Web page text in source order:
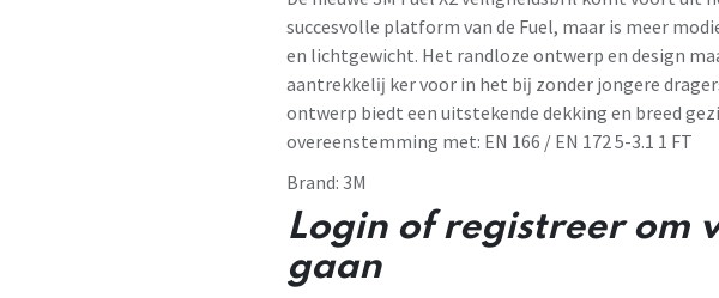
succesvolle platform van de Fuel, maar is meer
en lichtgewicht. Het randloze ontwerp en design
aantrekkelĳ ker voor in het bĳ zonder jongere
ontwerp biedt een uitstekende dekking en breed
overeenstemming met: EN 166 / EN 172 5-3.1 1 FT
Brand: 3M
Login of registreer om
gaan